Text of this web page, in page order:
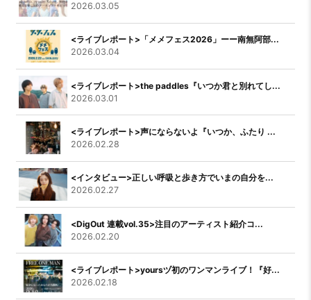
2026.03.05
<ライブレポート>「メメフェス2026」ーー南無阿部...
2026.03.04
<ライブレポート>the paddles『いつか君と別れてし...
2026.03.01
<ライブレポート>声にならないよ『いつか、ふたり ...
2026.02.28
<インタビュー>正しい呼吸と歩き方でいまの自分を...
2026.02.27
<DigOut 連載vol.35>注目のアーティスト紹介コ...
2026.02.20
<ライブレポート>yoursヅ初のワンマンライブ！『好...
2026.02.18